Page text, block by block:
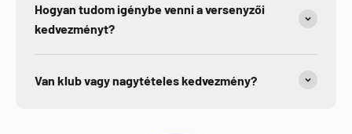
Hogyan tudom igénybe venni a versenyzői
kedvezményt?
Van klub vagy nagytételes kedvezmény?